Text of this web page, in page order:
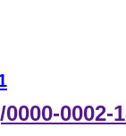
0002-